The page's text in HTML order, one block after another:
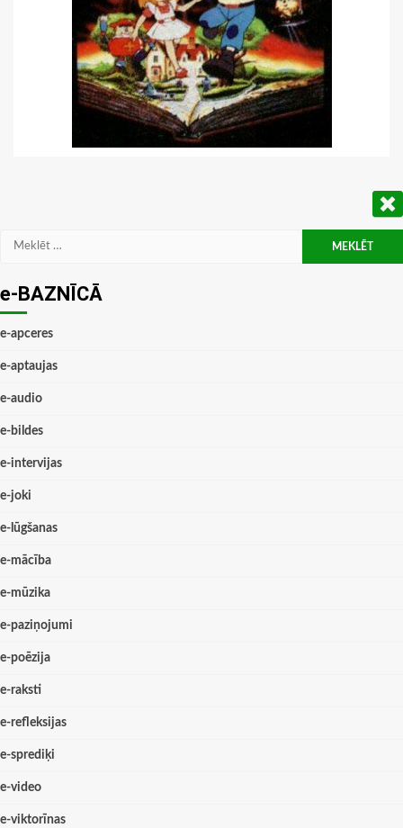
Meklēt:
e-BAZNĪCĀ
e-apceres
e-aptaujas
e-audio
e-bildes
e-intervijas
e-joki
e-lūgšanas
e-mācība
e-mūzika
e-paziņojumi
e-poēzija
e-raksti
e-refleksijas
e-sprediķi
e-video
e-viktorīnas